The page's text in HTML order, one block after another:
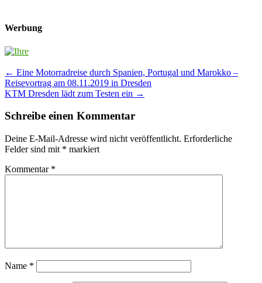
Werbung
Post
navigation
← Eine Motorradreise durch Spanien, Portugal und Marokko –
Reisevortrag am 08.11.2019 in Dresden
KTM Dresden lädt zum Testen ein →
Schreibe einen Kommentar
Deine E-Mail-Adresse wird nicht veröffentlicht. Erforderliche
Felder sind mit * markiert
Kommentar *
Name *